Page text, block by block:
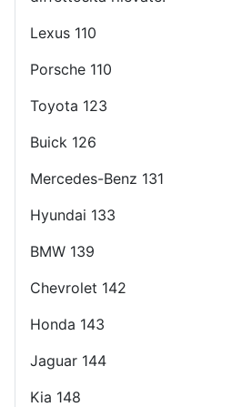
Lexus 110
Porsche 110
Toyota 123
Buick 126
Mercedes-Benz 131
Hyundai 133
BMW 139
Chevrolet 142
Honda 143
Jaguar 144
Kia 148